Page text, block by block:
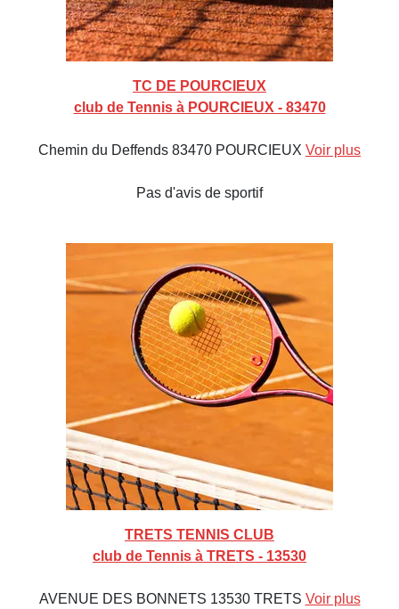
TC DE POURCIEUX
club de Tennis à POURCIEUX - 83470
Chemin du Deffends 83470 POURCIEUX Voir plus
Pas d'avis de sportif
TRETS TENNIS CLUB
club de Tennis à TRETS - 13530
AVENUE DES BONNETS 13530 TRETS Voir plus